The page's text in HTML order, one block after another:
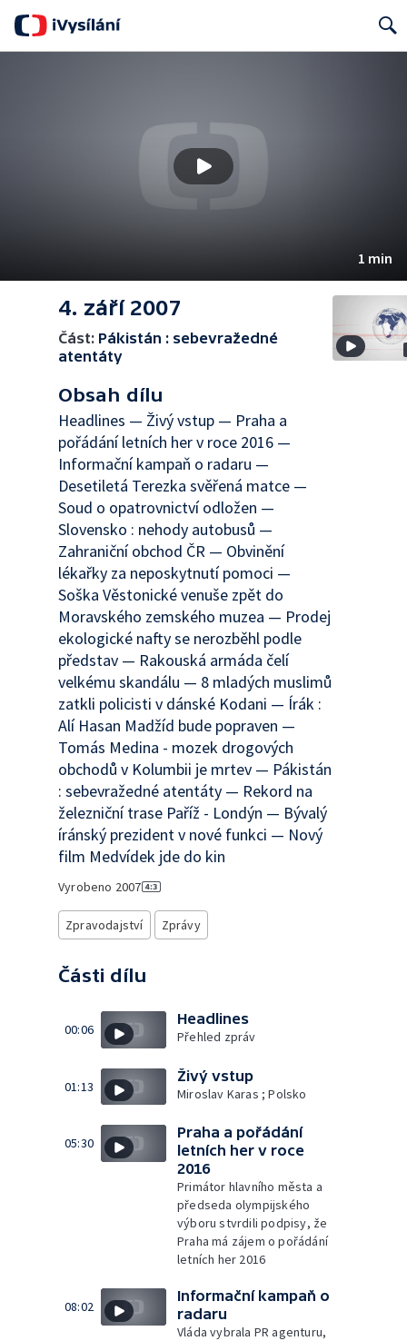
1 min
4. září 2007
Část: Pákistán : sebevražedné
atentáty
Obsah dílu
Headlines — Živý vstup — Praha a
pořádání letních her v roce 2016 —
Informační kampaň o radaru —
Desetiletá Terezka svěřená matce —
Soud o opatrovnictví odložen —
Slovensko : nehody autobusů —
Zahraniční obchod ČR — Obvinění
lékařky za neposkytnutí pomoci —
Soška Věstonické venuše zpět do
Moravského zemského muzea — Prodej
ekologické nafty se nerozběhl podle
představ — Rakouská armáda čelí
velkému skandálu — 8 mladých muslimů
zatkli policisti v dánské Kodani — Írák :
Alí Hasan Madžíd bude popraven —
Tomás Medina - mozek drogových
obchodů v Kolumbii je mrtev — Pákistán
: sebevražedné atentáty — Rekord na
železniční trase Paříž - Londýn — Bývalý
íránský prezident v nové funkci — Nový
film Medvídek jde do kin
Vyrobeno 2007
Zpravodajství Zprávy
Části dílu
00:06
Headlines
Přehled zpráv
01:13
Živý vstup
Miroslav Karas ; Polsko
05:30
Praha a pořádání
letních her v roce
2016
Primátor hlavního města a
předseda olympijského
výboru stvrdili podpisy, že
Praha má zájem o pořádání
letních her 2016
08:02
Informační kampaň o
radaru
Vláda vybrala PR agenturu,